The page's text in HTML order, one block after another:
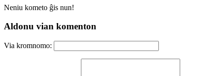
Neniu kometo ĝis nun!
Aldonu vian komenton
Via kromnomo: